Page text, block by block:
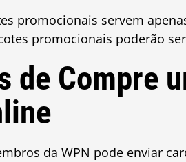
promocionais servem
promocionais poderão
de Compre
da WPN pode enviar